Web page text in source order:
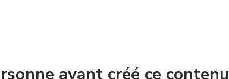
ayant créé ce contenu